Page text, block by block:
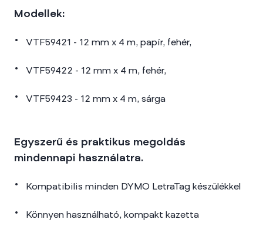
Modellek:
VTF59421 - 12 mm x 4 m, papír, fehér,
VTF59422 - 12 mm x 4 m, fehér,
VTF59423 - 12 mm x 4 m, sárga
Egyszerű és praktikus megoldás
mindennapi használatra.
Kompatibilis minden DYMO LetraTag készülékkel
Könnyen használható, kompakt kazetta